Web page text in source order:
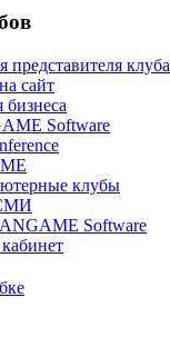
представителя клуба
сайт
Software
клубы
Software